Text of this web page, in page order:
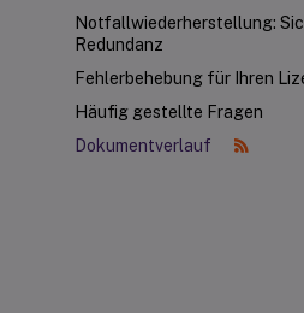
Notfallwiederherstellung:
Redundanz
Fehlerbehebung für Ihren
Häufig gestellte Fragen
Dokumentverlauf